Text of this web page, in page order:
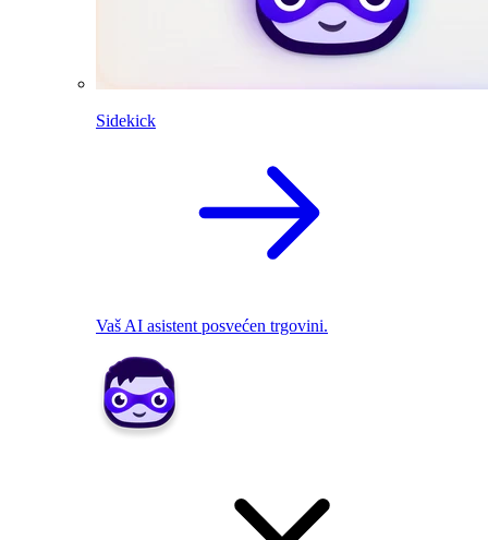
Sidekick
Vaš AI asistent posvećen trgovini.